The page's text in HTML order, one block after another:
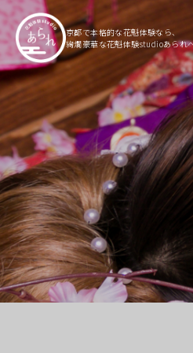
京都で本格的な花魁体験なら、
絢爛豪華な花魁体験studioあられ